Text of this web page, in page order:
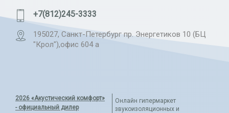
+7(812)245-3333
195027, Санкт-Петербург пр. Энергетиков 10 (БЦ
"Крол"),офис 604 а
2026 «Акустический комфорт»
- официальный дилер
Онлайн гипермаркет
звукоизоляционных и